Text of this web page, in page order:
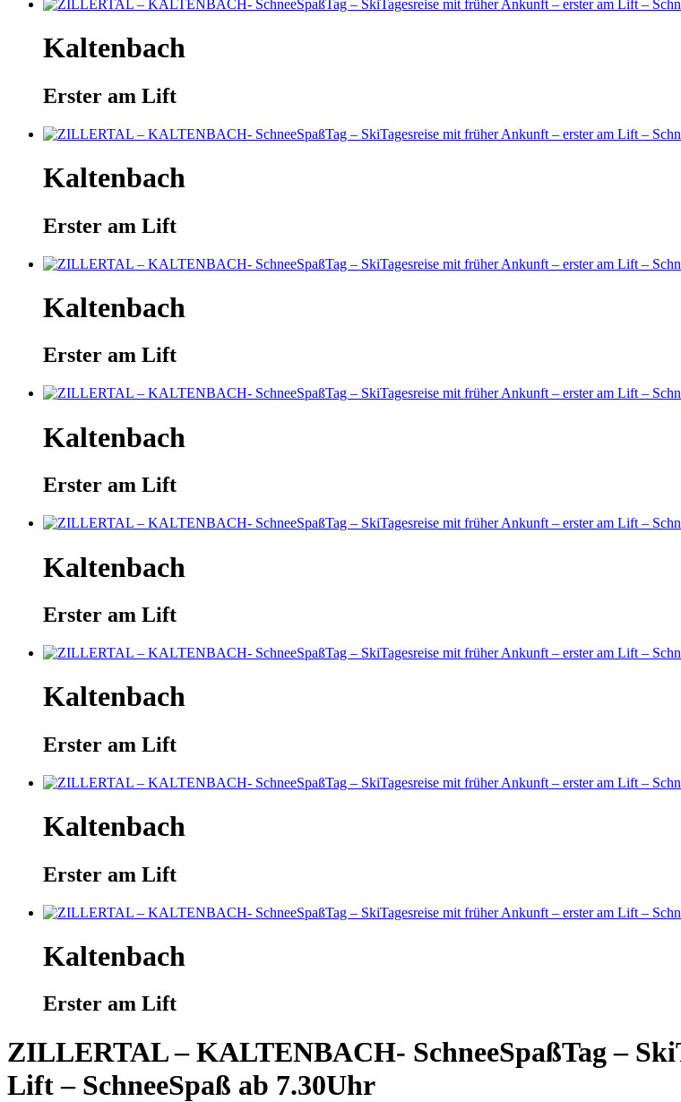
Kaltenbach
Erster am Lift
Kaltenbach
Erster am Lift
Kaltenbach
Erster am Lift
Kaltenbach
Erster am Lift
Kaltenbach
Erster am Lift
Kaltenbach
Erster am Lift
Kaltenbach
Erster am Lift
Kaltenbach
Erster am Lift
ZILLERTAL – KALTENBACH- SchneeSpaßTag –
Lift – SchneeSpaß ab 7.30Uhr